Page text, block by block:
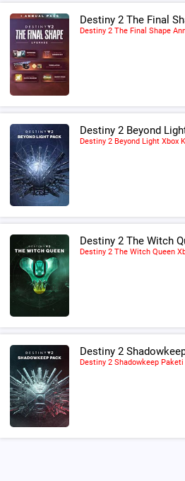
Destiny 2 The Final
Destiny 2 The Final Shape
Destiny 2 Beyond
Destiny 2 Beyond Light Xbox
Destiny 2 The Witch
Destiny 2 The Witch Queen
Destiny 2
Destiny 2 Shadowkeep Paketi